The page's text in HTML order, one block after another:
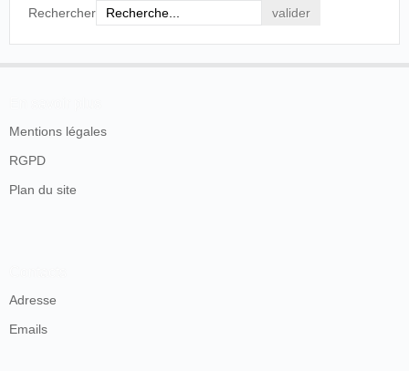
Rechercher
Mentions légales
RGPD
Plan du site
Adresse
Emails